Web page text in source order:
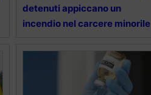
detenuti appiccano un
incendio nel carcere minorile